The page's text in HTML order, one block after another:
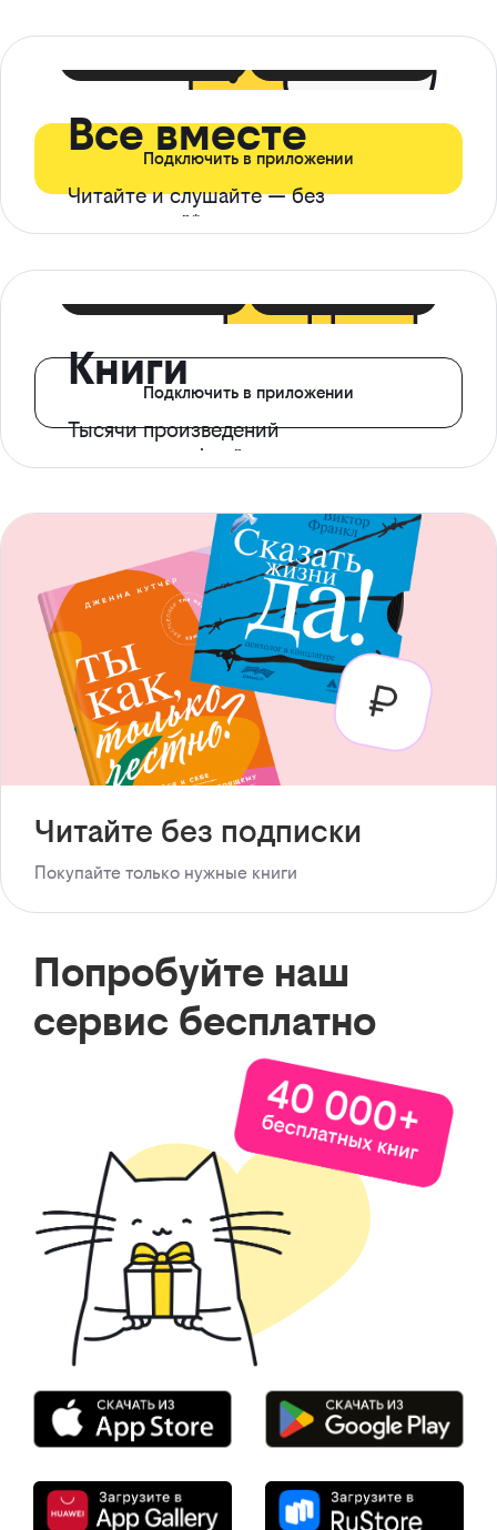
Все вместе
Читайте и слушайте — без
ограничений*
Подключить в приложении
Книги
Тысячи произведений
с доступом офлайн
Подключить в приложении
Читайте без подписки
Покупайте только нужные книги
Попробуйте наш
сервис бесплатно